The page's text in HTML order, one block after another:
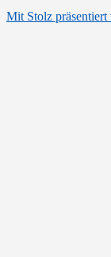
Mit Stolz präsentiert